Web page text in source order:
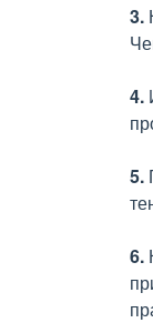
3.
4.
5.
6.